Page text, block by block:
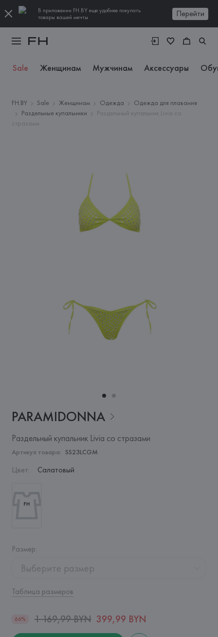
В приложении FH.BY еще удобнее покупать
товары вашей мечты
Перейти
Sale Женщинам Мужчинам Аксессуары
FH.BY Sale Женщинам Одежда
Одежда для плавания
Раздельные купальники
Раздельный купальник Livia со
стразами
PARAMIDONNA
Раздельный купальник Livia со стразами
Артикул товара: SS23LCGM
Цвет: Салатовый
Размер:
Выберите размер
Таблица размеров
66% 1 169,99 BYN 399,99 BYN